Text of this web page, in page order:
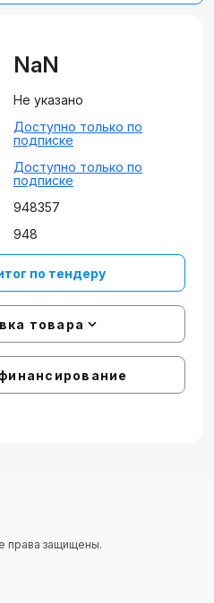
NaN
Не указано
Доступно только по
подписке
Доступно только по
подписке
948357
948
по тендеру
товара
права защищены.